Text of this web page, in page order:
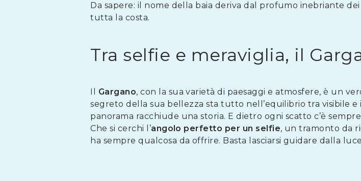
Da sapere: il nome della baia deriva dal profumo inebriante
tutta la costa.
Tra selfie e meraviglia, il
Gargano, con la sua varietà di paesaggi e atmosfere, è un
segreto della sua bellezza sta tutto nell’equilibrio tra visibile e
panorama racchiude una storia. E dietro ogni scatto c’è
Che si cerchi l’angolo perfetto per un selfie, un tramonto da
ha sempre qualcosa da offrire. Basta lasciarsi guidare dalla